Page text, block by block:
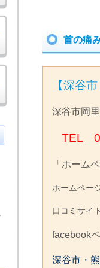
首の痛
【深谷
深谷市岡
TEL
「ホーム
ホームペ
口コミサイ
facebook
深谷市・